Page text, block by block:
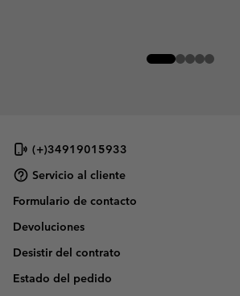
(+)34919015933
Servicio al cliente
Formulario de contacto
Devoluciones
Desistir del contrato
Estado del pedido